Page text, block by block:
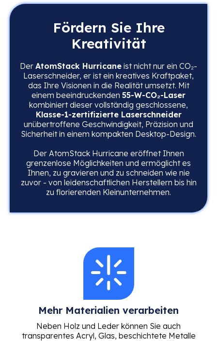
Fördern Sie Ihre
Kreativität
Der AtomStack Hurricane ist nicht nur ein CO₂-
Laserschneider, er ist ein kreatives Kraftpaket,
das Ihre Visionen in die Realität umsetzt. Mit
einem beeindruckenden 55-W-CO₂-Laser
kombiniert dieser vollständig geschlossene,
Klasse-1-zertifizierte Laserschneider
unübertroffene Geschwindigkeit, Präzision und
Sicherheit in einem kompakten Desktop-Design.
Der AtomStack Hurricane eröffnet Ihnen
grenzenlose Möglichkeiten und ermöglicht es
Ihnen, zu gravieren und zu schneiden wie nie
zuvor - von leidenschaftlichen Herstellern bis hin
zu florierenden Kleinunternehmen.
Mehr Materialien verarbeiten
Neben Holz und Leder können Sie auch
transparentes Acryl, Glas, beschichtete Metalle